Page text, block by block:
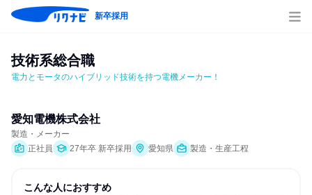
新卒採用
技術系総合職
電力とモータのハイブリッド技術を持つ電機メーカー！
愛知電機株式会社
製造・メーカー
正社員
27年卒 新卒採用 愛知県 製造・生産工程
こんな人におすすめ